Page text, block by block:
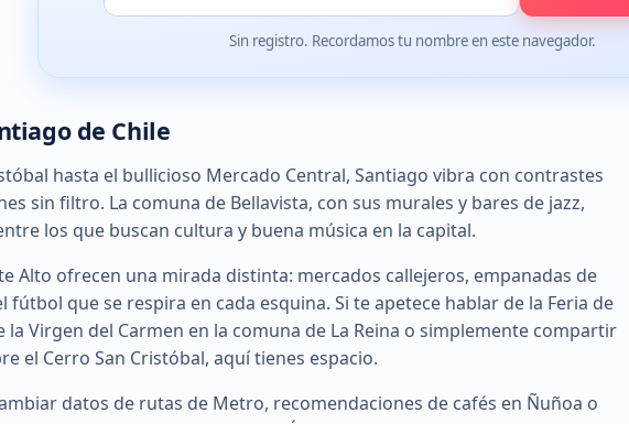
Sin registro. Recordamos tu nombre en este navegador.
de Chile
hasta el bullicioso Mercado Central, Santiago vibra con contrastes
sin filtro. La comuna de Bellavista, con sus murales y bares de jazz,
los que buscan cultura y buena música en la capital.
Alto ofrecen una mirada distinta: mercados callejeros, empanadas de
fútbol que se respira en cada esquina. Si te apetece hablar de la Feria de
la Virgen del Carmen en la comuna de La Reina o simplemente compartir
el Cerro San Cristóbal, aquí tienes espacio.
datos de rutas de Metro, recomendaciones de cafés en Ñuñoa o